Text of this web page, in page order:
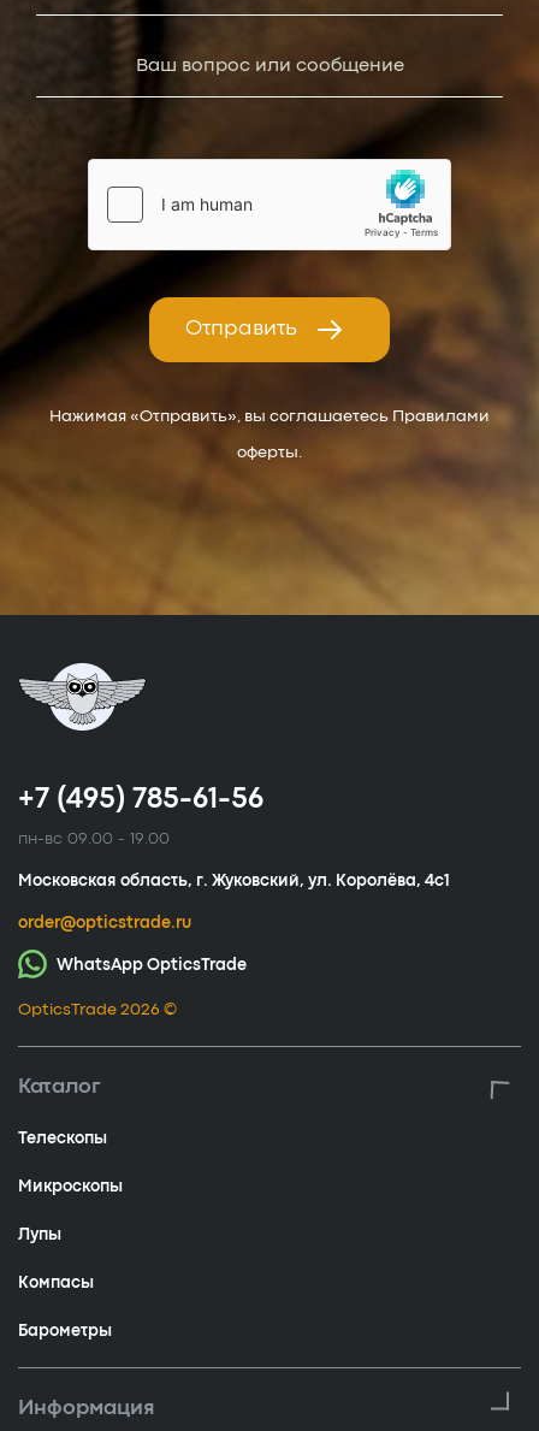
Отправить
Нажимая «Отправить», вы соглашаетесь Правилами
оферты.
+7 (495) 785-61-56
пн-вс 09.00 - 19.00
Московская область, г. Жуковский, ул. Королёва, 4с1
order@opticstrade.ru
WhatsApp OpticsTrade
OpticsTrade 2026 ©
Каталог
Телескопы
Микроскопы
Лупы
Компасы
Барометры
Информация